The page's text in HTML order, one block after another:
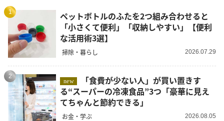
1
ペットボトルのふたを2つ組み合わせると
「小さくて便利」「収納しやすい」【便利
な活用術3選】
掃除・暮らし 2026.07.29
2
new
る“スーパーの冷凍食品”3つ「豪華に見え
てちゃんと節約できる」
お金・学ぶ 2026.08.05